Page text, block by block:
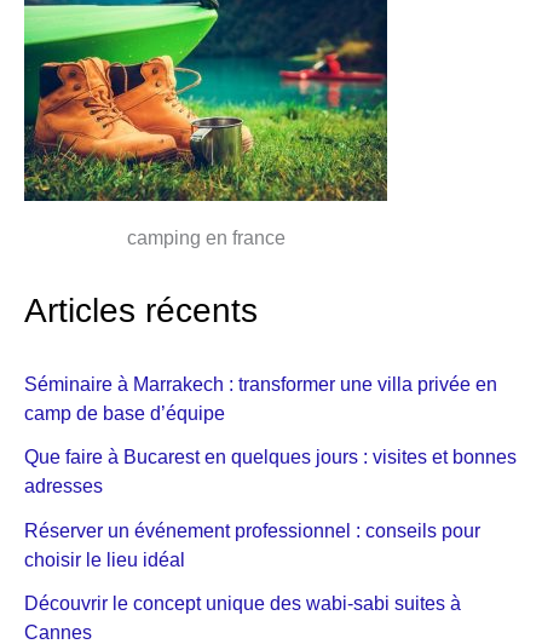
camping en france
Articles récents
Séminaire à Marrakech : transformer une villa privée en
camp de base d’équipe
Que faire à Bucarest en quelques jours : visites et bonnes
adresses
Réserver un événement professionnel : conseils pour
choisir le lieu idéal
Découvrir le concept unique des wabi-sabi suites à
Cannes